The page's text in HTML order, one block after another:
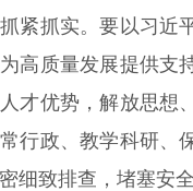
紧抓实。要以习近
高质量发展提供支
才优势，解放思想
行政、教学科研、
细致排查，堵塞安